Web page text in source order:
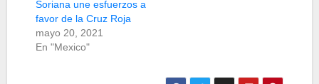
Soriana une esfuerzos a
favor de la Cruz Roja
mayo 20, 2021
En "Mexico"